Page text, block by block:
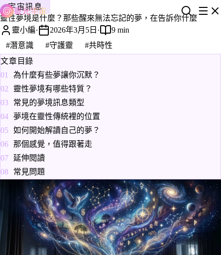
靈光宇宙
宇宙訊息
靈性夢境是什麼？那些醒來無法忘記的夢，在告訴你什麼
靈小編· 2026年3月5日 ·
9 min
#潛意識
#守護靈
#共時性
文章目錄
為什麼有些夢讓你沉默？
靈性夢境有哪些特質？
常見的夢境訊息類型
夢境在靈性傳統裡的位置
如何開始解讀自己的夢？
那個感覺，值得跟著走
延伸閱讀
常見問題